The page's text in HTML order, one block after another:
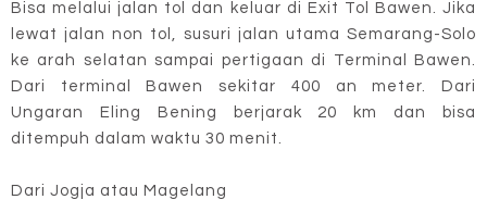
Bisa melalui jalan tol dan keluar di Exit Tol Bawen. Jika
lewat jalan non tol, susuri jalan utama Semarang-Solo
ke arah selatan sampai pertigaan di Terminal Bawen.
Dari terminal Bawen sekitar 400 an meter. Dari
Ungaran Eling Bening berjarak 20 km dan bisa
ditempuh dalam waktu 30 menit.
Dari Jogja atau Magelang